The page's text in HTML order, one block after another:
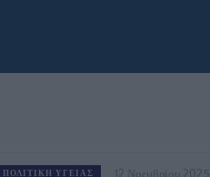
ΠΟΛΙΤΙΚΉ ΥΓΕΊΑΣ 12 Νοεμβρίου 2025